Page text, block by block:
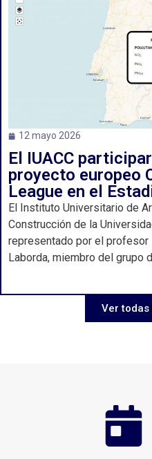
12 mayo 2026
El IUACC
proyecto europeo
League en el
El Instituto Universitario de
Construcción de la
representado por el profesor
Laborda, miembro del grupo
Ver